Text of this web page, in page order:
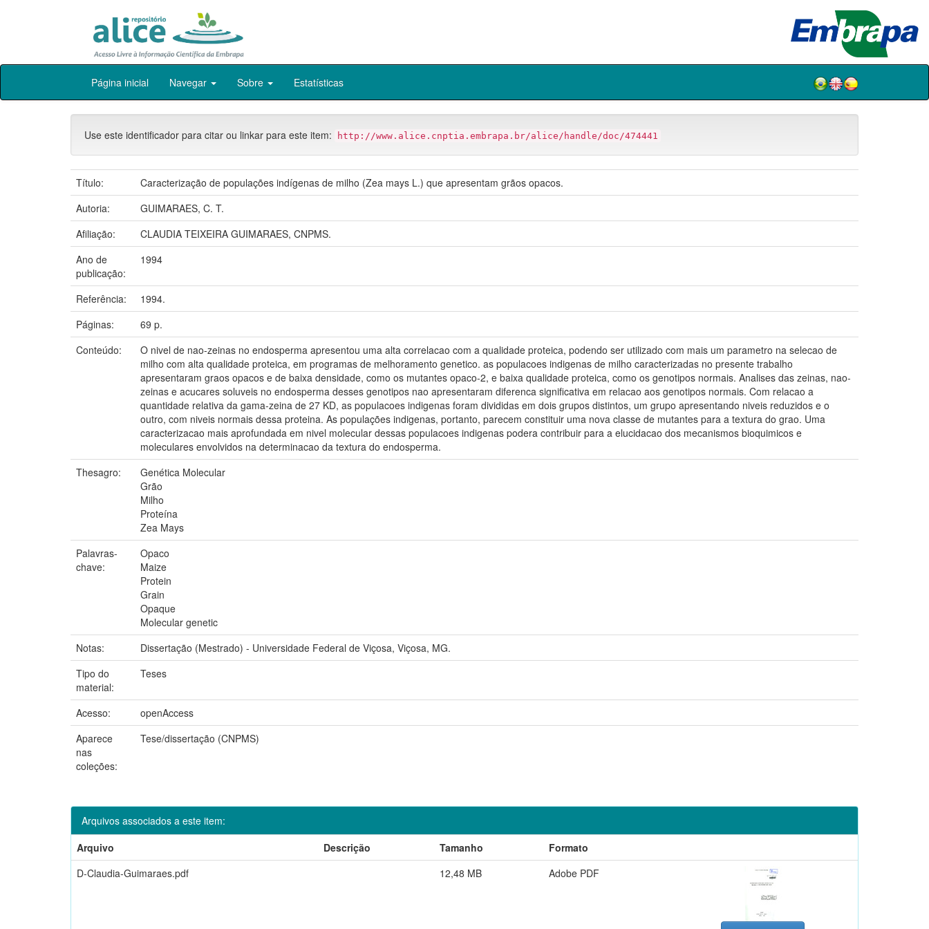
Skip
Página inicial Navegar Sobre Estatísticas
Use este identificador para citar ou linkar para este item: http://www.alice.cnptia.embrapa.br/alice/handle/doc/474441
Título:
Caracterização de populações indígenas de milho (Zea mays L.) que apresentam grãos opacos.
Autoria:
GUIMARAES, C. T.
Afiliação:
CLAUDIA TEIXEIRA GUIMARAES, CNPMS.
Ano de
publicação:
1994
Referência:
1994.
Páginas:
69 p.
Conteúdo:
O nivel de nao-zeinas no endosperma apresentou uma alta correlacao com a qualidade proteica, podendo ser utilizado com mais um parametro na selecao de
milho com alta qualidade proteica, em programas de melhoramento genetico. as populacoes indigenas de milho caracterizadas no presente trabalho
apresentaram graos opacos e de baixa densidade, como os mutantes opaco-2, e baixa qualidade proteica, como os genotipos normais. Analises das zeinas, nao-
zeinas e acucares soluveis no endosperma desses genotipos nao apresentaram diferenca significativa em relacao aos genotipos normais. Com relacao a
quantidade relativa da gama-zeina de 27 KD, as populacoes indigenas foram divididas em dois grupos distintos, um grupo apresentando niveis reduzidos e o
outro, com niveis normais dessa proteina. As populações indigenas, portanto, parecem constituir uma nova classe de mutantes para a textura do grao. Uma
caracterizacao mais aprofundada em nivel molecular dessas populacoes indigenas podera contribuir para a elucidacao dos mecanismos bioquimicos e
moleculares envolvidos na determinacao da textura do endosperma.
Thesagro:
Genética Molecular
Grão
Milho
Proteína
Zea Mays
Palavras-
chave:
Opaco
Maize
Protein
Grain
Opaque
Molecular genetic
Notas:
Dissertação (Mestrado) - Universidade Federal de Viçosa, Viçosa, MG.
Tipo do
material:
Teses
Acesso:
openAccess
Aparece
nas
coleções:
Tese/dissertação (CNPMS)
Arquivos associados a este item:
Arquivo
Descrição Tamanho
Formato
D-Claudia-Guimaraes.pdf
12,48 MB Adobe PDF